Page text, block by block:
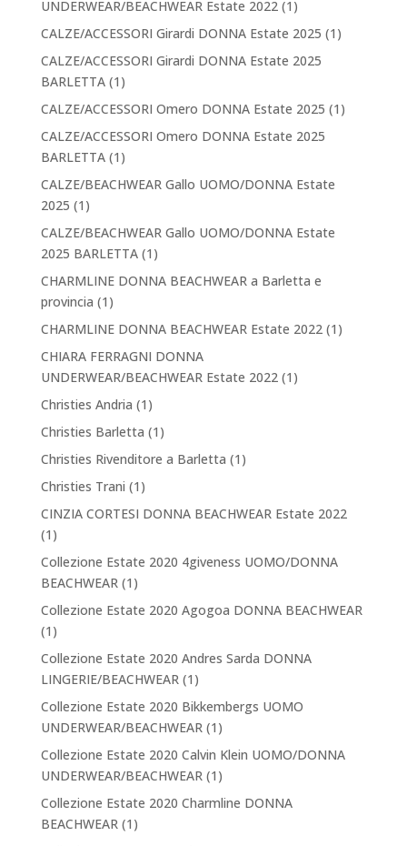
UNDERWEAR/BEACHWEAR Estate 2022(1)
CALZE/ACCESSORI Girardi DONNA Estate 2025 (1)
CALZE/ACCESSORI Girardi DONNA Estate 2025
BARLETTA(1)
CALZE/ACCESSORI Omero DONNA Estate 2025 (1)
CALZE/ACCESSORI Omero DONNA Estate 2025
BARLETTA(1)
CALZE/BEACHWEAR Gallo UOMO/DONNA Estate
2025 (1)
CALZE/BEACHWEAR Gallo UOMO/DONNA Estate
2025 BARLETTA(1)
CHARMLINE DONNA BEACHWEAR a Barletta e
provincia (1)
CHARMLINE DONNA BEACHWEAR Estate 2022(1)
CHIARA FERRAGNI DONNA
UNDERWEAR/BEACHWEAR Estate 2022(1)
Christies Andria (1)
Christies Barletta (1)
Christies Rivenditore a Barletta (1)
Christies Trani (1)
CINZIA CORTESI DONNA BEACHWEAR Estate 2022
(1)
Collezione Estate 2020 4giveness UOMO/DONNA
BEACHWEAR(1)
Collezione Estate 2020 Agogoa DONNA BEACHWEAR
(1)
Collezione Estate 2020 Andres Sarda DONNA
LINGERIE/BEACHWEAR(1)
Collezione Estate 2020 Bikkembergs UOMO
UNDERWEAR/BEACHWEAR(1)
Collezione Estate 2020 Calvin Klein UOMO/DONNA
UNDERWEAR/BEACHWEAR(1)
Collezione Estate 2020 Charmline DONNA
BEACHWEAR(1)